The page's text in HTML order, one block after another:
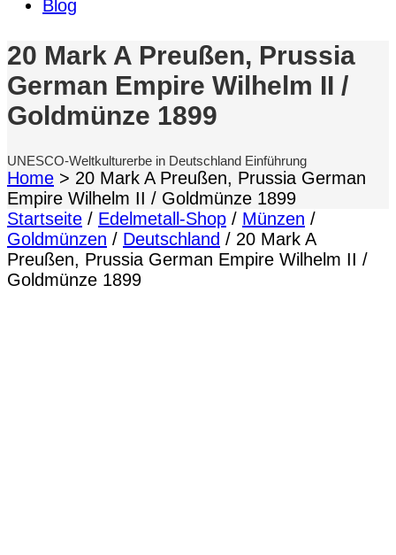
Blog
20 Mark A Preußen, Prussia
German Empire Wilhelm II /
Goldmünze 1899
UNESCO-Weltkulturerbe in Deutschland Einführung
Home > 20 Mark A Preußen, Prussia German
Empire Wilhelm II / Goldmünze 1899
Startseite / Edelmetall-Shop / Münzen /
Goldmünzen / Deutschland / 20 Mark A
Preußen, Prussia German Empire Wilhelm II /
Goldmünze 1899